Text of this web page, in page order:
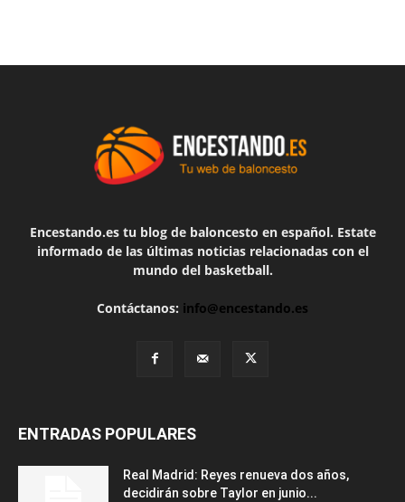
Encestando.es tu blog de baloncesto en español. Estate
informado de las últimas noticias relacionadas con el
mundo del basketball.
Contáctanos: info@encestando.es
ENTRADAS POPULARES
Real Madrid: Reyes renueva dos años,
decidirán sobre Taylor en junio...